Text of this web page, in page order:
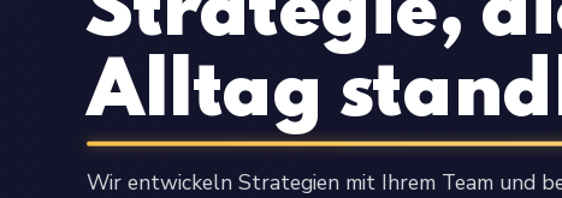
Alltag
Wir entwickeln Strategien mit Ihrem Team und